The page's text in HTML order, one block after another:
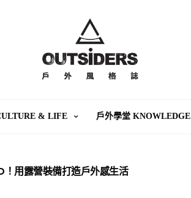
& LIFE 戶外學堂 KNOWLEDGE
用露營裝備打造戶外感生活